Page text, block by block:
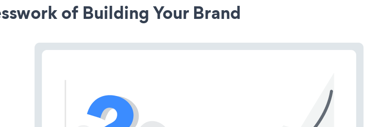
of Building Your Brand